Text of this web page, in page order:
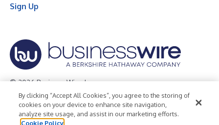
Sign Up
© 2026 Business Wire, Inc.
Privacy Policy Cookie Policy
Accessibility Statement
Terms of Use
Legal
By clicking “Accept All Cookies”, you agree to the storing of
cookies on your device to enhance site navigation,
analyze site usage, and assist in our marketing efforts.
Cookie Policy